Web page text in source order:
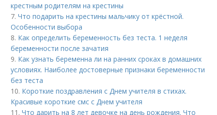
крестным родителям на крестины
7.Что подарить на крестины мальчику от крёстной.
Особенности выбора
8. Как определить беременность без теста. 1 неделя
беременности после зачатия
9. Как узнать беременна ли на ранних сроках в домашних
условиях. Наиболее достоверные признаки беременности
без теста
10. Короткие поздравления с Днем учителя в стихах.
Красивые короткие смс с Днем учителя
11.Что дарить на 8 лет девочке на день рождения. Что